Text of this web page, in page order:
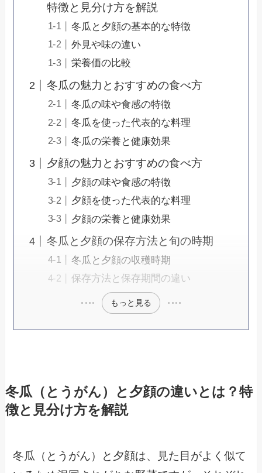
特徴と見分け方を解説
冬瓜と夕顔の基本的な特徴
外見や味の違い
栄養価の比較
冬瓜の魅力とおすすめの食べ方
冬瓜の味や食感の特徴
冬瓜を使った代表的な料理
冬瓜の栄養と健康効果
夕顔の魅力とおすすめの食べ方
夕顔の味や食感の特徴
夕顔を使った代表的な料理
夕顔の栄養と健康効果
冬瓜と夕顔の保存方法と旬の時期
冬瓜と夕顔の収穫時期
保存方法と保存期間の違い
もっと見る
冬瓜（とうがん）と夕顔の違いとは？特
徴と見分け方を解説
冬瓜（とうがん）と夕顔は、見た目がよく似て